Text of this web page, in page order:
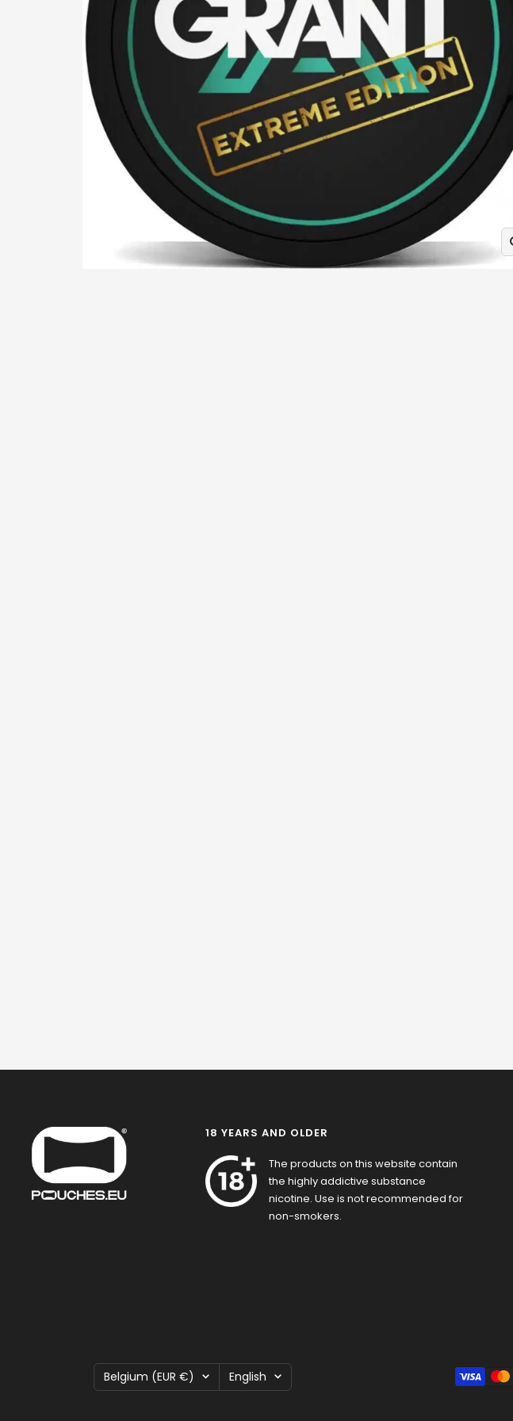
18 YEARS AND OLDER
The products on this website contain
the highly addictive substance
nicotine. Use is not recommended for
non-smokers.
Country/region
Belgium (EUR €) Language
English